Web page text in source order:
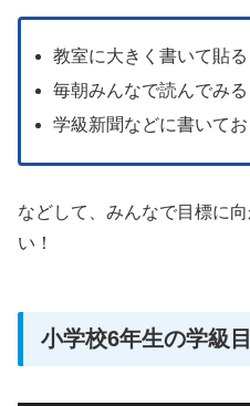
教室に大きく書いて貼る
毎朝みんなで読んでみる
学級新聞などに書いてお
などして、みんなで目標に
い！
小学校6年生の学級